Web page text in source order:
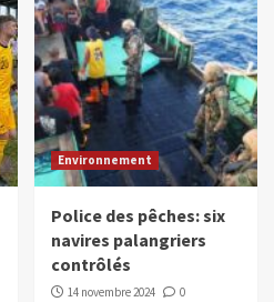
Environnement
Police des pêches: six
navires palangriers
contrôlés
14 novembre 2024 0